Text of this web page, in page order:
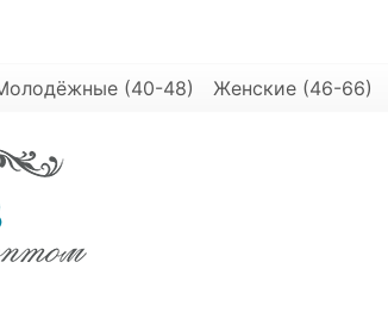
(40-48) Женские (46-66)